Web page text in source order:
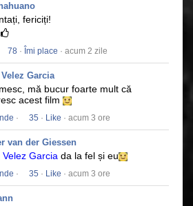
fericiți!
78 · Îmi place · acum 2 zile
Garcia
mă bucur foarte mult că
acest film
· 35 · Like · acum 3 ore
van der Giessen
Velez Garcia da la fel și eu
· 35 · Like · acum 3 ore